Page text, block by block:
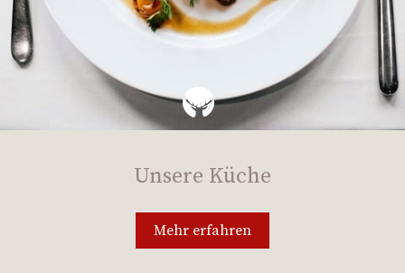
Unsere Küche
Mehr erfahren